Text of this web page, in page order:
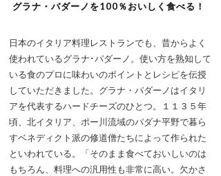
グラナ・パダーノを100％おいしく食べる！
日本のイタリア料理レストランでも、昔からよく
使われているグラナ･パダーノ。使い方を熟知して
いる食のプロに味わいのポイントとレシピを伝授
していただきました。グラナ・パダーノはイタリ
アを代表するハードチーズのひとつ。１１３５年
頃、北イタリア、ポー川流域のパダナ平野で暮ら
すベネディクト派の修道僧たちによって作られた
といわれている。「そのまま食べておいしいのは
もちろん、料理への汎用性も非常に高い。欠かさ